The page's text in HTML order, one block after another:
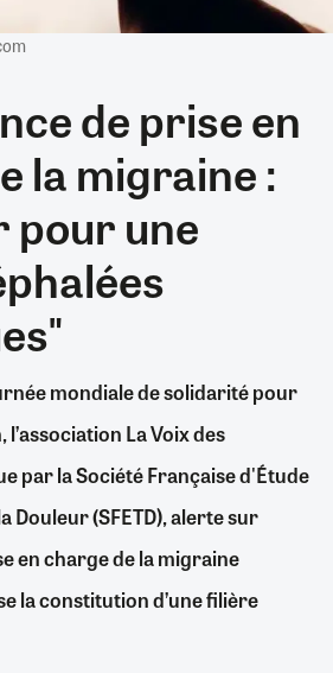
de prise en
la migraine :
pour une
mondiale de solidarité pour
l’association La Voix des
par la Société Française d'Étude
Douleur (SFETD), alerte sur
en charge de la migraine
la constitution d’une filière